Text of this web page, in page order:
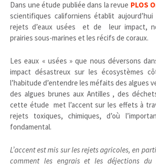
Dans une étude publiée dans la revue PLOS
scientifiques californiens établit
rejets d’eaux usées et de leur impact,
prairies sous-marines et les récifs de coraux.
Les eaux « usées » que nous déversons
impact désastreux sur les écosystèmes
l’habitude d’entendre les méfaits des algues
des algues brunes aux Antilles , des
cette étude met l’accent sur les effets à
rejets toxiques, chimiques, d’où
fondamental.
L’accent est mis sur les rejets agricoles, en
comment les engrais et les déjections